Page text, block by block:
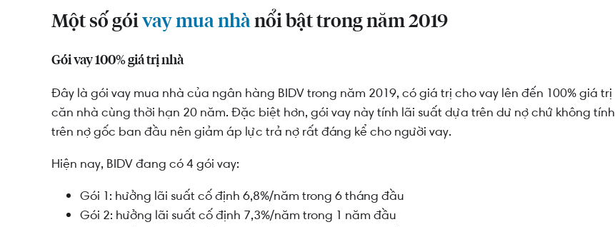
Một số góivay mua nhànổi bật trong năm 2019
Gói vay 100% giá trị nhà
Đây là gói vay mua nhà của ngân hàng BIDV trong năm 2019, có giá trị cho vay lên đến 100% giá trị
căn nhà cùng thời hạn 20 năm. Đặc biệt hơn, gói vay này tính lãi suất dựa trên dư nợ chứ không tính
trên nợ gốc ban đầu nên giảm áp lực trả nợ rất đáng kể cho người vay.
Hiện nay, BIDV đang có 4 gói vay:
Gói 1: hưởng lãi suất cố định 6,8%/năm trong 6 tháng đầu
Gói 2: hưởng lãi suất cố định 7,3%/năm trong 1 năm đầu